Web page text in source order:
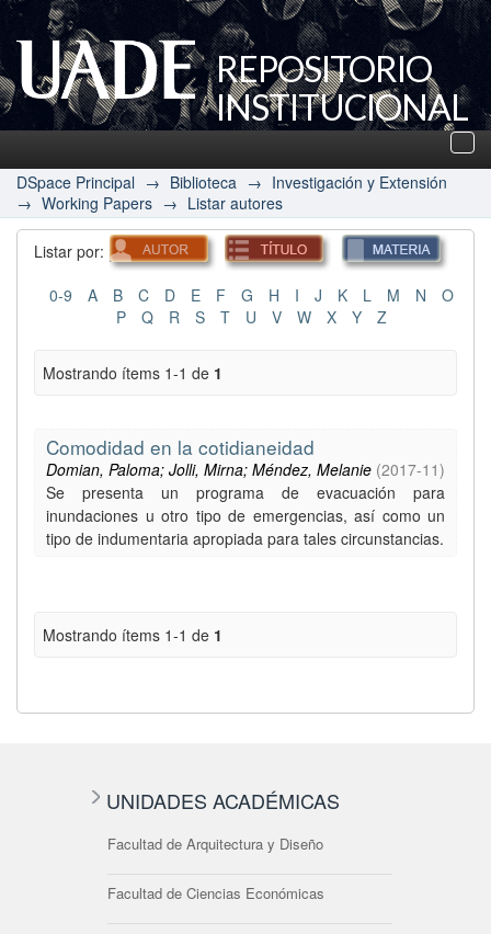
REPOSITORIO
INSTITUCIONAL
UADE
DSpace Principal → Biblioteca → Investigación y Extensión
→ Working Papers → Listar autores
Listar por:
0-9 A B C D E F G H I J K L M N
O
P
Q R S T U V W X Y Z
Mostrando ítems 1-1 de 1
Comodidad en la cotidianeidad
Domian, Paloma; Jolli, Mirna; Méndez, Melanie (2017-11)
Se presenta un programa de evacuación para
inundaciones u otro tipo de emergencias, así como un
tipo de indumentaria apropiada para tales circunstancias.
Mostrando ítems 1-1 de 1
UNIDADES ACADÉMICAS
Facultad de Arquitectura y Diseño
Facultad de Ciencias Económicas